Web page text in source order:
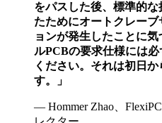
をパスした後、標準的
たためにオートクレー
ョンが発生したことに
ルPCBの要求仕様には
ください。それは初日
す。」
— Hommer Zhao、